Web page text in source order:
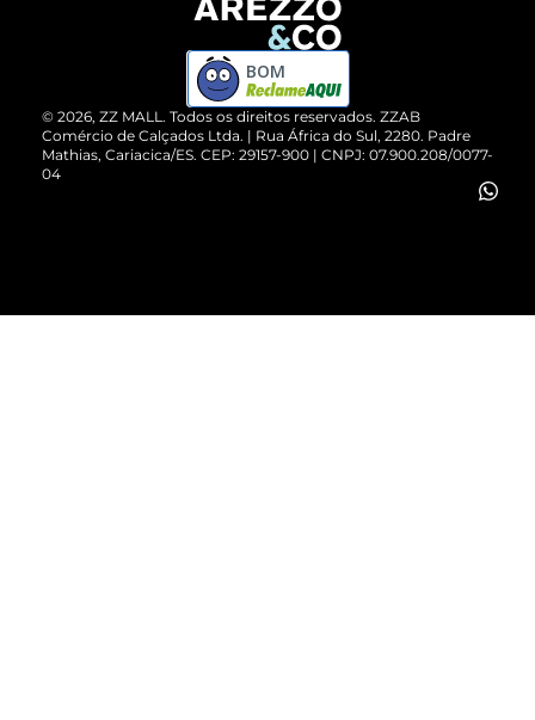
ZZ MALL é confiável
Cartão Presente
Vendas Corporativas
Devolução do Produto
Compre pelo WhatsApp
© 2026, ZZ MALL. Todos os direitos reservados. ZZAB
Comércio de Calçados Ltda. | Rua África do Sul, 2280. Padre
Mathias, Cariacica/ES. CEP: 29157-900 | CNPJ: 07.900.208/0077-
04
BOM